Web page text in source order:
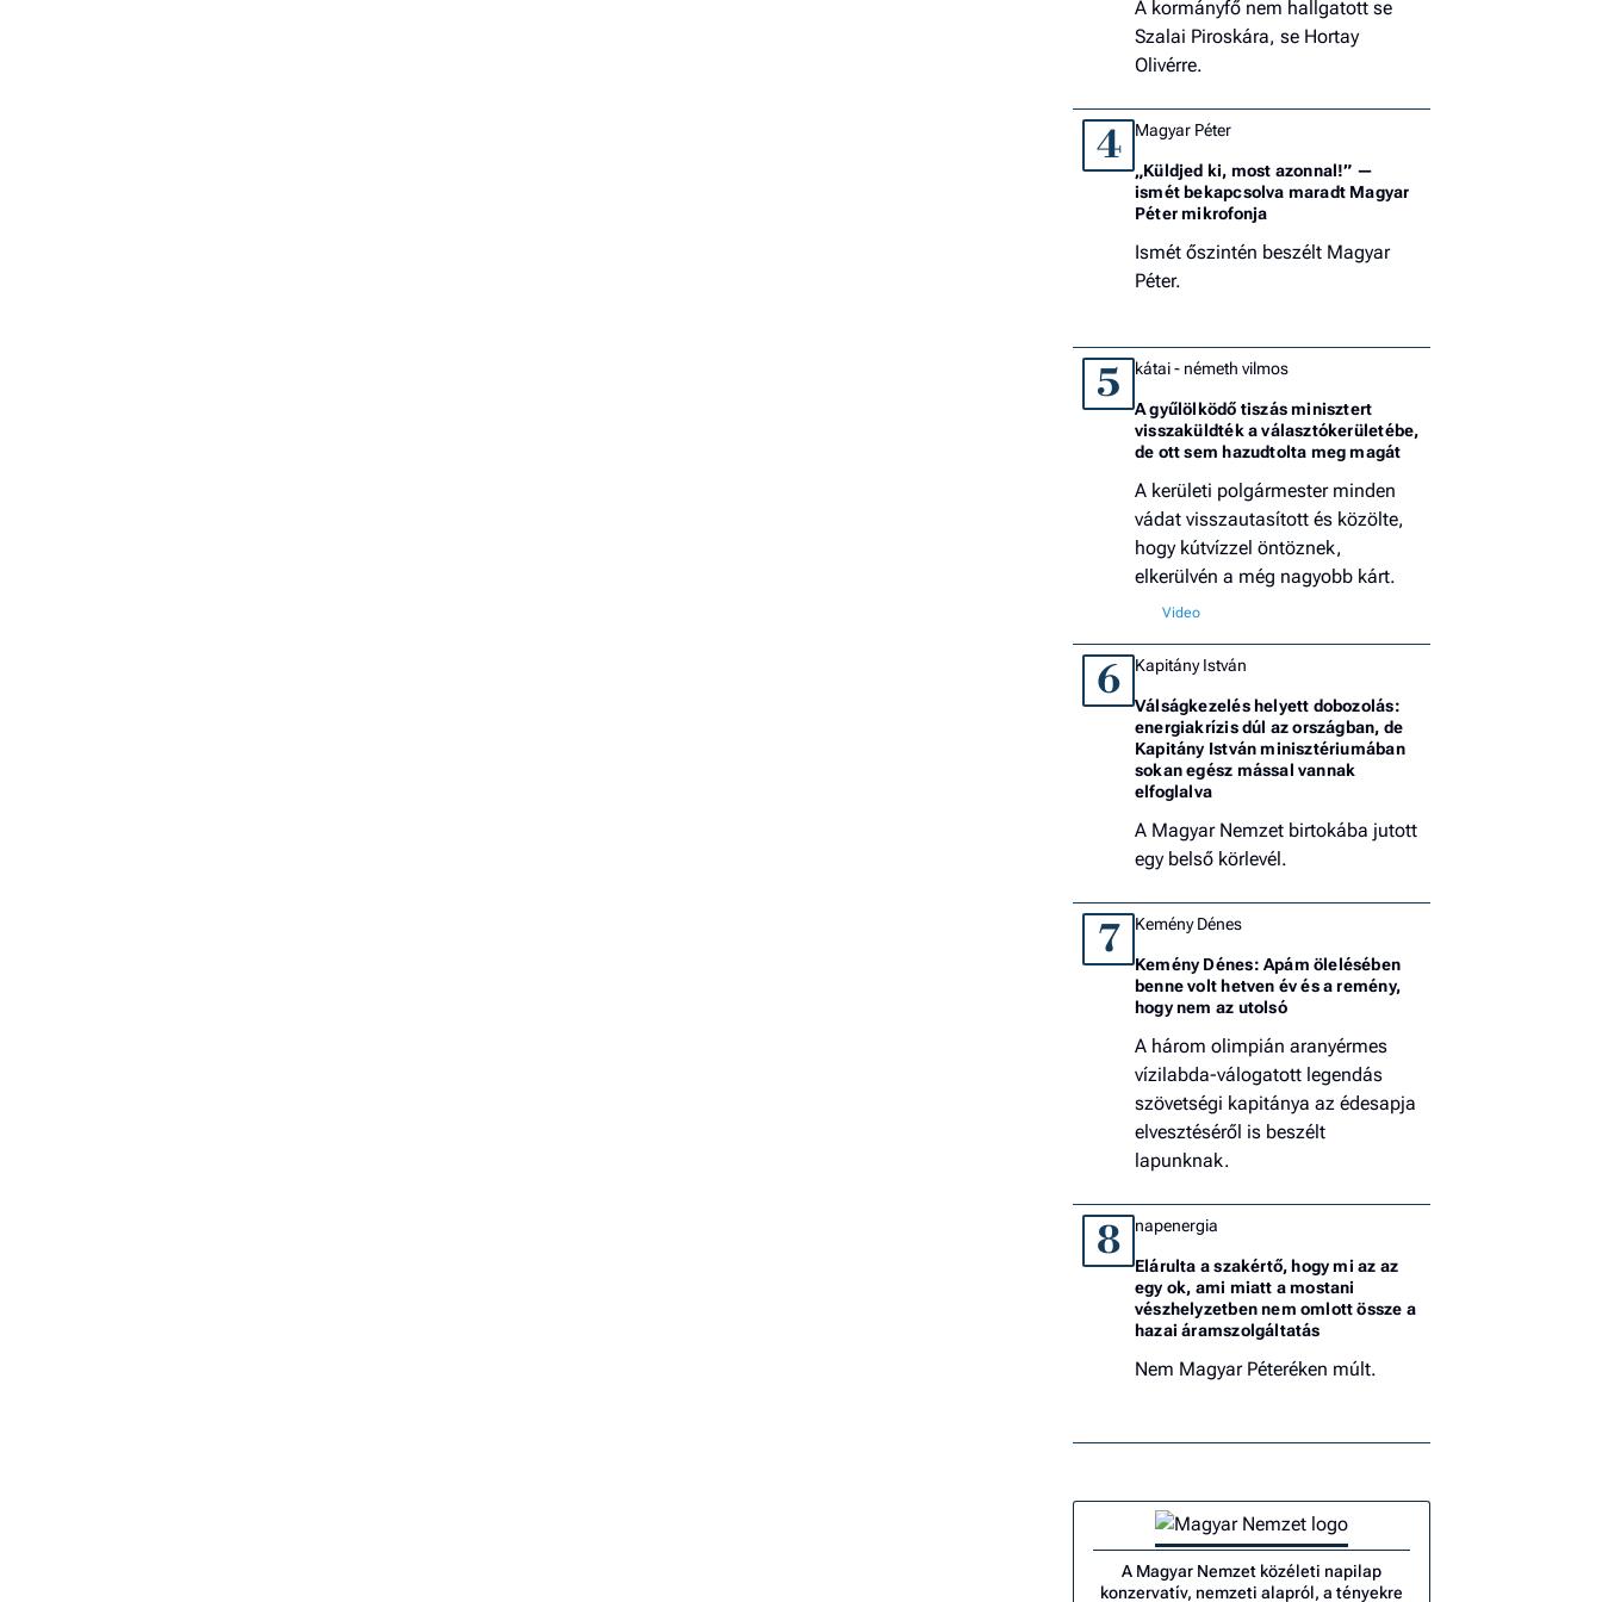
A kormányfő nem hallgatott se
Szalai Piroskára, se Hortay
Olivérre.
4 Magyar Péter
„Küldjed ki, most azonnal!” —
ismét bekapcsolva maradt Magyar
Péter mikrofonja
Ismét őszintén beszélt Magyar
Péter.
5 kátai - németh vilmos
A gyűlölködő tiszás minisztert
visszaküldték a választókerületébe,
de ott sem hazudtolta meg magát
A kerületi polgármester minden
vádat visszautasított és közölte,
hogy kútvízzel öntöznek,
elkerülvén a még nagyobb kárt.
6 Kapitány István
Válságkezelés helyett dobozolás:
energiakrízis dúl az országban, de
Kapitány István minisztériumában
sokan egész mással vannak
elfoglalva
A Magyar Nemzet birtokába jutott
egy belső körlevél.
7 Kemény Dénes
Kemény Dénes: Apám ölelésében
benne volt hetven év és a remény,
hogy nem az utolsó
A három olimpián aranyérmes
vízilabda-válogatott legendás
szövetségi kapitánya az édesapja
elvesztéséről is beszélt
lapunknak.
8 napenergia
Elárulta a szakértő, hogy mi az az
egy ok, ami miatt a mostani
vészhelyzetben nem omlott össze a
hazai áramszolgáltatás
Nem Magyar Péteréken múlt.
A Magyar Nemzet közéleti napilap
konzervatív, nemzeti alapról, a tényekre